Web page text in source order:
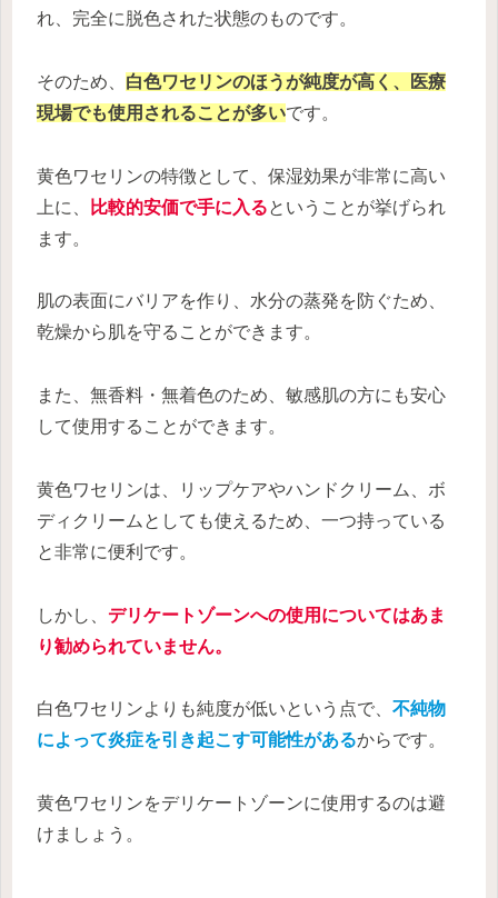
れ、完全に脱色された状態のものです。
そのため、 白色ワセリンのほうが純度が高く、医療
現場でも使用されることが多いです。
黄色ワセリンの特徴として、保湿効果が非常に高い
上に、
比較的安価で手に入るということが挙げられ
ます。
肌の表面にバリアを作り、水分の蒸発を防ぐため、
乾燥から肌を守ることができます。
また、無香料・無着色のため、敏感肌の方にも安心
して使用することができます。
黄色ワセリンは、リップケアやハンドクリーム、ボ
ディクリームとしても使えるため、一つ持っている
と非常に便利です。
しかし、 デリケートゾーンへの使用についてはあま
り勧められていません。
白色ワセリンよりも純度が低いという点で、 不純物
によって炎症を引き起こす可能性があるからです。
黄色ワセリンをデリケートゾーンに使用するのは避
けましょう。